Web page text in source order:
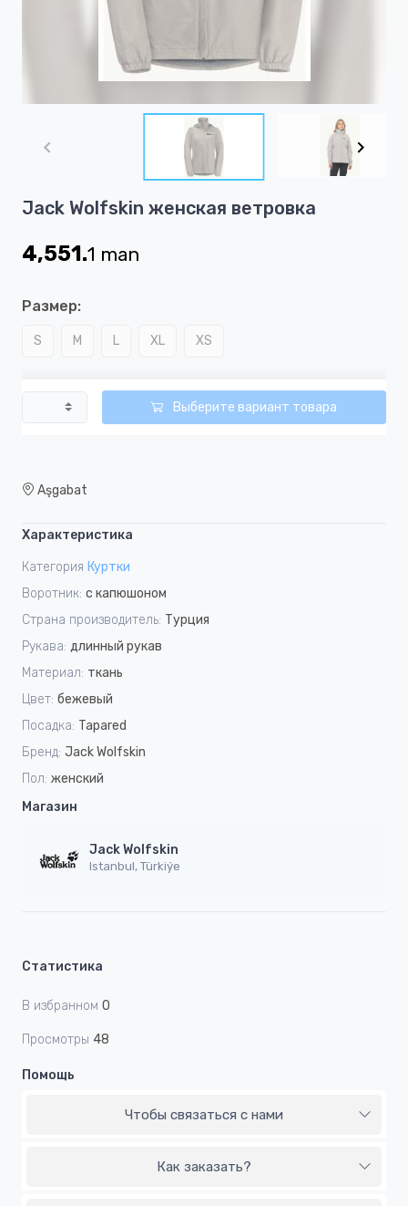
1
7
Jack Wolfskin женская ветровка
4,551.1 man
Размер:
S M L XL XS
Выберите вариант товара
Aşgabat
Характеристика
Категория Куртки
Воротник: с капюшоном
Страна производитель: Турция
Рукава: длинный рукав
Материал: ткань
Цвет: бежевый
Посадка: Tapared
Бренд: Jack Wolfskin
Пол: женский
Магазин
Jack Wolfskin
Istanbul, Türkiýe
Статистика
В избранном 0
Просмотры 48
Помощь
Чтобы связаться с нами
Как заказать?